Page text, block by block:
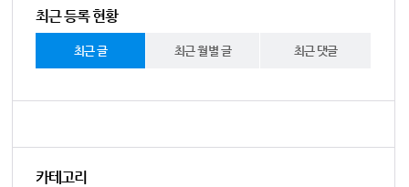
최근 등록 현황
최근 글 최근 월별 글 최근 댓글
카테고리